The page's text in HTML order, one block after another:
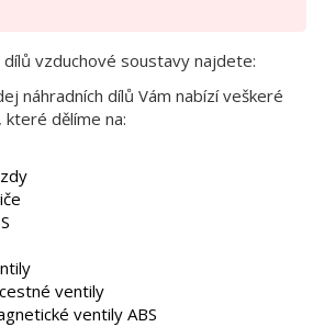
vzduchové soustavy najdete:
náhradních dílů Vám nabízí veškeré
, které dělíme na:
ventily
ventily ABS